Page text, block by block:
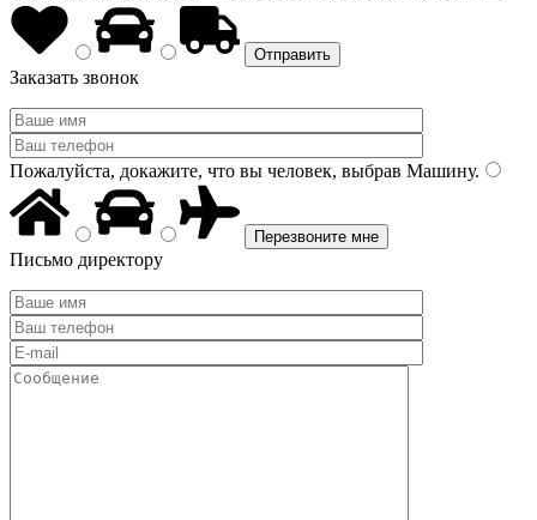
Заказать звонок
Пожалуйста, докажите, что вы человек, выбрав Машину.
Письмо директору